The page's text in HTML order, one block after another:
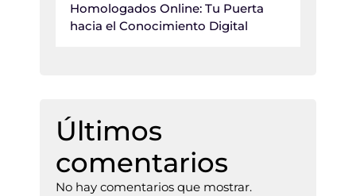
Homologados Online: Tu Puerta
hacia el Conocimiento Digital
Últimos
comentarios
No hay comentarios que mostrar.